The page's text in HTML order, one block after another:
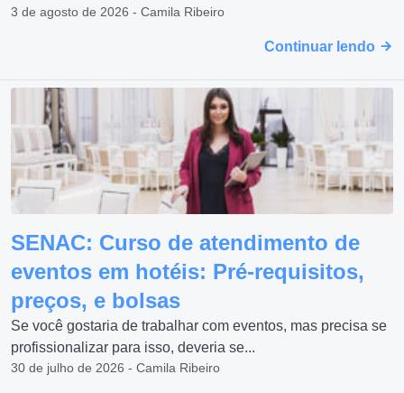
3 de agosto de 2026 - Camila Ribeiro
Continuar lendo
SENAC: Curso de atendimento de
eventos em hotéis: Pré-requisitos,
preços, e bolsas
Se você gostaria de trabalhar com eventos, mas precisa se
profissionalizar para isso, deveria se...
30 de julho de 2026 - Camila Ribeiro